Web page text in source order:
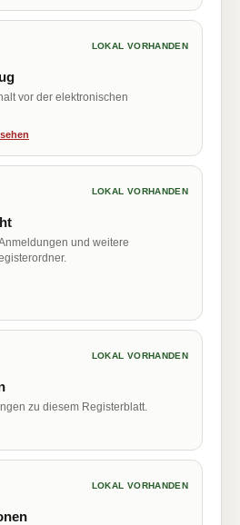
LOKAL VORHANDEN
vor der elektronischen
LOKAL VORHANDEN
und weitere
LOKAL VORHANDEN
zu diesem Registerblatt.
LOKAL VORHANDEN